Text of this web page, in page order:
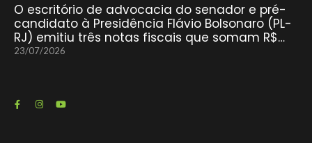
O escritório de advocacia do senador e pré-
candidato à Presidência Flávio Bolsonaro (PL-
RJ) emitiu três notas fiscais que somam R$…
23/07/2026